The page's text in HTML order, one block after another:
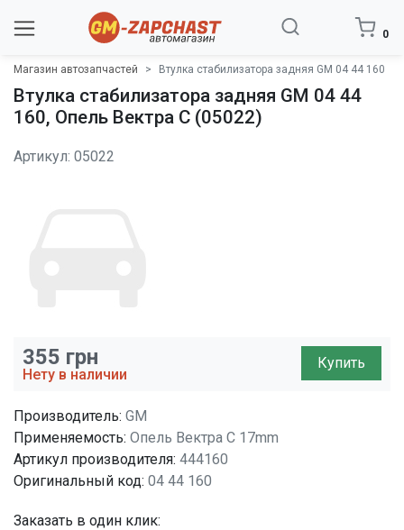
0
Магазин автозапчастей Втулка стабилизатора задняя GM 04 44 160
Втулка стабилизатора задняя GM 04 44
160, Опель Вектра C (05022)
Артикул: 05022
355 грн
Нету в наличии
Купить
Производитель: GM
Применяемость: Опель Вектра C 17mm
Артикул производителя: 444160
Оригинальный код: 04 44 160
Заказать в один клик: